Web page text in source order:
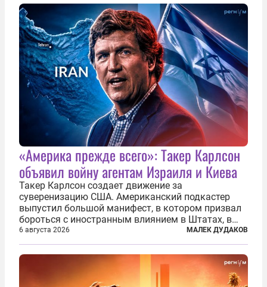
«Америка прежде всего»: Такер Карлсон
объявил войну агентам Израиля и Киева
Такер Карлсон создает движение за
суверенизацию США. Американский подкастер
выпустил большой манифест, в котором призвал
бороться с иностранным влиянием в Штатах, в
первую очередь имея в виду Израиль. А также
прекратить заморские войны, выплатить
репарации Ирану, остановить прием мигрантов...
6 августа 2026 МАЛЕК ДУДАКОВ